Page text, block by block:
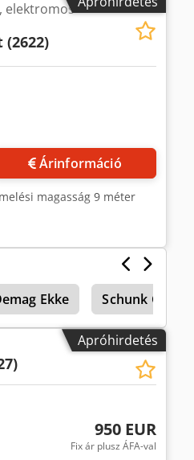
elektromos
(2622)
Árinformáció
magasság 9 méter
Ekke Schunk Gbk 500
Apróhirdetés
950 EUR
Fix ár plusz ÁFA-val